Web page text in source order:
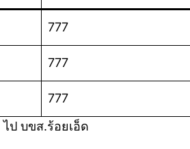
777
777
777
ป บขส.ร้อยเอ็ด